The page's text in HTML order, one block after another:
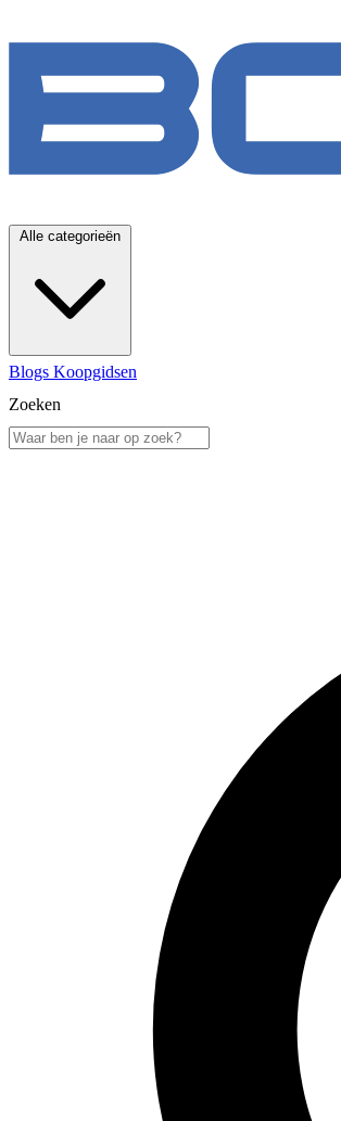
Alle categorieën
Blogs Koopgidsen
Zoeken